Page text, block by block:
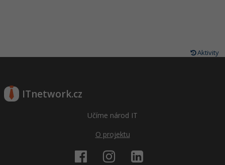
Aktivity
ITnetwork.cz
Učíme národ IT
O projektu